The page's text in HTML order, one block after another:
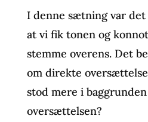
I denne sætning var
at vi fik tonen og
stemme overens. Det
om direkte
stod mere i
oversættelsen?